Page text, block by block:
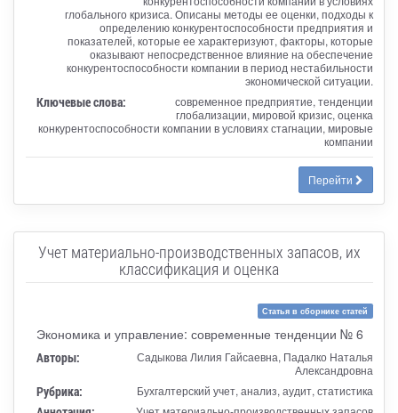
глобального кризиса. Описаны методы ее оценки, подходы к
определению конкурентоспособности предприятия и
показателей, которые ее характеризуют, факторы, которые
оказывают непосредственное влияние на обеспечение
конкурентоспособности компании в период нестабильности
экономической ситуации.
Ключевые слова:
современное предприятие, тенденции
глобализации, мировой кризис, оценка
конкурентоспособности компании в условиях стагнации, мировые
компании
Перейти
Учет материально-производственных запасов, их
классификация и оценка
Статья в сборнике статей
Экономика и управление: современные тенденции № 6
Авторы:
Садыкова Лилия Гайсаевна, Падалко Наталья
Александровна
Рубрика: Бухгалтерский учет, анализ, аудит, статистика